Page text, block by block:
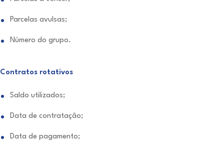
Parcelas avulsas;
Número do grupo.
Contratos rotativos
Saldo utilizados;
Data de contratação;
Data de pagamento;